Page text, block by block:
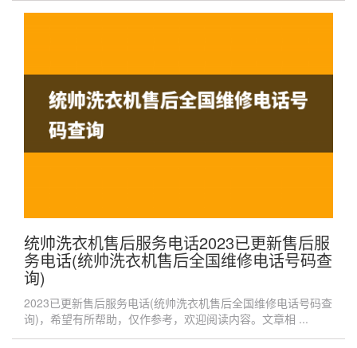
统帅洗衣机售后服务电话2023已更新售后服
务电话(统帅洗衣机售后全国维修电话号码查
询)
2023已更新售后服务电话(统帅洗衣机售后全国维修电话号码查
询)，希望有所帮助，仅作参考，欢迎阅读内容。文章相 ...